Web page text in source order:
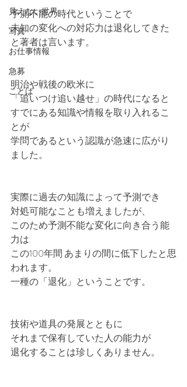
見えない世界
写真
お仕事情報
急募
ことば
予測不能の時代ということで
未知の変化への対応力は退化してきた
と著者は言います。
明治や戦後の欧米に
「追いつけ追い越せ」の時代になると
すでにある知識や情報を取り入れるこ
とが
学問であるという認識が急速に広がり
ました。
実際に過去の知識によって予測でき
対処可能なことも増えましたが、
このため予測不能な変化に向き合う能
力は
この100年間 あまりの間に低下したと思
われます。
一種の「退化」ということです。
技術や道具の発展とともに
それまで保有していた人の能力が
退化することは珍しくありません。